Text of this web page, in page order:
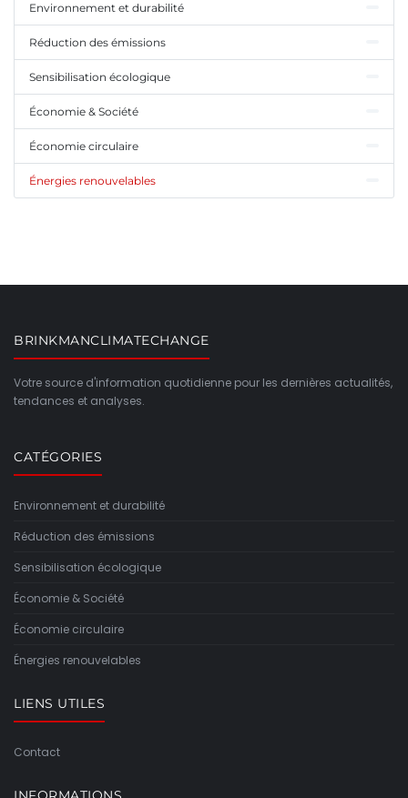
Environnement et durabilité
Réduction des émissions
Sensibilisation écologique
Économie & Société
Économie circulaire
Énergies renouvelables
BRINKMANCLIMATECHANGE
Votre source d'information quotidienne pour les dernières actualités,
tendances et analyses.
CATÉGORIES
Environnement et durabilité
Réduction des émissions
Sensibilisation écologique
Économie & Société
Économie circulaire
Énergies renouvelables
LIENS UTILES
Contact